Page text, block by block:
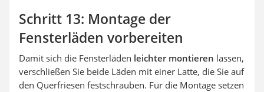
Schritt 13: Montage der
Fensterläden vorbereiten
Damit sich die Fensterläden leichter montieren lassen,
verschließen Sie beide Läden mit einer Latte, die Sie auf
den Querfriesen festschrauben. Für die Montage setzen